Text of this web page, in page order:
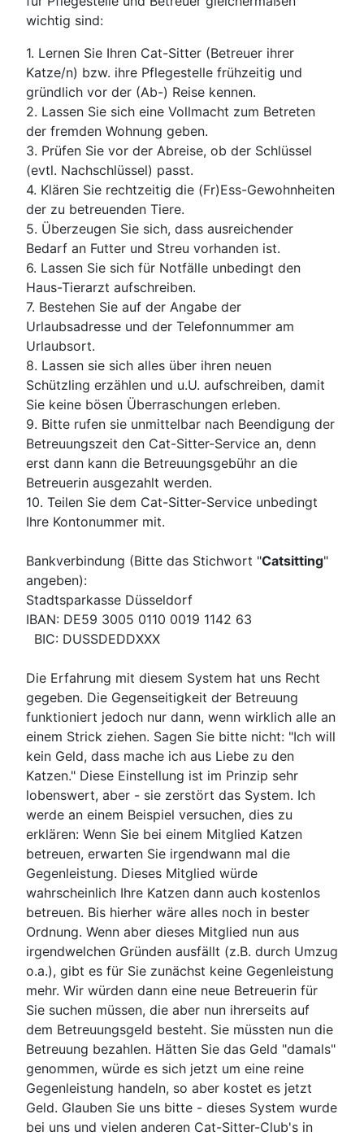
wichtig sind:
1. Lernen Sie Ihren Cat-Sitter (Betreuer ihrer
Katze/n) bzw. ihre Pflegestelle frühzeitig und
gründlich vor der (Ab-) Reise kennen.
2. Lassen Sie sich eine Vollmacht zum Betreten
der fremden Wohnung geben.
3. Prüfen Sie vor der Abreise, ob der Schlüssel
(evtl. Nachschlüssel) passt.
4. Klären Sie rechtzeitig die (Fr)Ess-Gewohnheiten
der zu betreuenden Tiere.
5. Überzeugen Sie sich, dass ausreichender
Bedarf an Futter und Streu vorhanden ist.
6. Lassen Sie sich für Notfälle unbedingt den
Haus-Tierarzt aufschreiben.
7. Bestehen Sie auf der Angabe der
Urlaubsadresse und der Telefonnummer am
Urlaubsort.
8. Lassen sie sich alles über ihren neuen
Schützling erzählen und u.U. aufschreiben, damit
Sie keine bösen Überraschungen erleben.
9. Bitte rufen sie unmittelbar nach Beendigung der
Betreuungszeit den Cat-Sitter-Service an, denn
erst dann kann die Betreuungsgebühr an die
Betreuerin ausgezahlt werden.
10. Teilen Sie dem Cat-Sitter-Service unbedingt
Ihre Kontonummer mit.
Bankverbindung (Bitte das Stichwort "Catsitting"
angeben):
Stadtsparkasse Düsseldorf
IBAN: DE59 3005 0110 0019 1142 63
BIC: DUSSDEDDXXX
Die Erfahrung mit diesem System hat uns Recht
gegeben. Die Gegenseitigkeit der Betreuung
funktioniert jedoch nur dann, wenn wirklich alle an
einem Strick ziehen. Sagen Sie bitte nicht: "Ich will
kein Geld, dass mache ich aus Liebe zu den
Katzen." Diese Einstellung ist im Prinzip sehr
lobenswert, aber - sie zerstört das System. Ich
werde an einem Beispiel versuchen, dies zu
erklären: Wenn Sie bei einem Mitglied Katzen
betreuen, erwarten Sie irgendwann mal die
Gegenleistung. Dieses Mitglied würde
wahrscheinlich Ihre Katzen dann auch kostenlos
betreuen. Bis hierher wäre alles noch in bester
Ordnung. Wenn aber dieses Mitglied nun aus
irgendwelchen Gründen ausfällt (z.B. durch Umzug
o.a.), gibt es für Sie zunächst keine Gegenleistung
mehr. Wir würden dann eine neue Betreuerin für
Sie suchen müssen, die aber nun ihrerseits auf
dem Betreuungsgeld besteht. Sie müssten nun die
Betreuung bezahlen. Hätten Sie das Geld "damals"
genommen, würde es sich jetzt um eine reine
Gegenleistung handeln, so aber kostet es jetzt
Geld. Glauben Sie uns bitte - dieses System wurde
bei uns und vielen anderen Cat-Sitter-Club's in